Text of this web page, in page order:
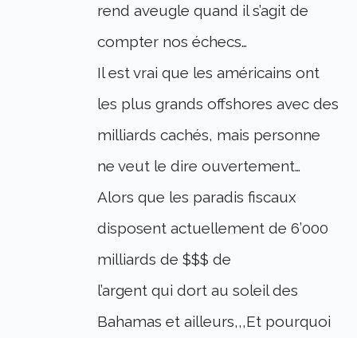
rend aveugle quand il s’agit de
compter nos échecs…
Il est vrai que les américains ont
les plus grands offshores avec des
milliards cachés, mais personne
ne veut le dire ouvertement…
Alors que les paradis fiscaux
disposent actuellement de 6’000
milliards de $$$ de
l’argent qui dort au soleil des
Bahamas et ailleurs,,,Et pourquoi